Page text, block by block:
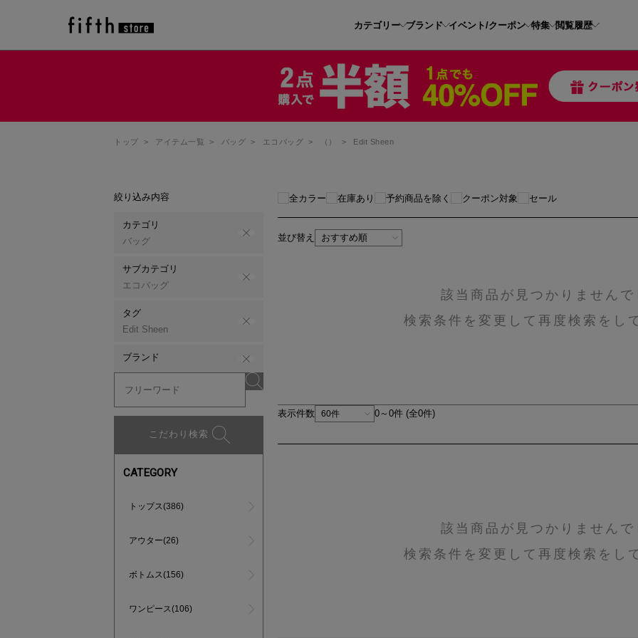
カテゴリー ブランド イベント/クーポン 特集 閲覧履歴
トップ > アイテム一覧 > バッグ > エコバッグ > （） > Edit Sheen
絞り込み内容
カテゴリ
バッグ
サブカテゴリ
エコバッグ
タグ
Edit Sheen
ブランド
こだわり検索
CATEGORY
トップス(386)
アウター(26)
ボトムス(156)
ワンピース(106)
全カラー 在庫あり 予約商品を除く クーポン対象 セール
並び替え
該当商品が見つかりませんで
検索条件を変更して再度検索をし
表示件数 0～0件 (全0件)
該当商品が見つかりませんで
検索条件を変更して再度検索をし